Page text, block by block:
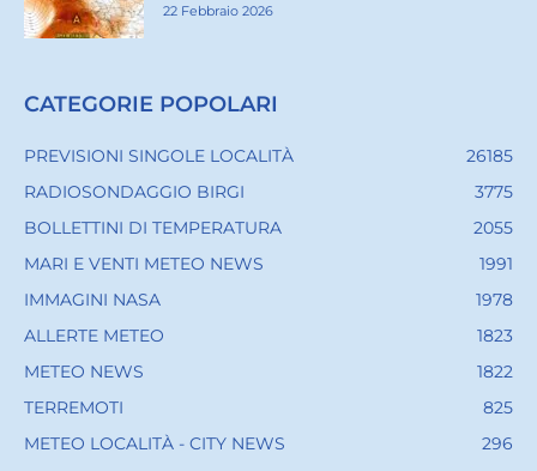
22 Febbraio 2026
CATEGORIE POPOLARI
PREVISIONI SINGOLE LOCALITÀ
26185
RADIOSONDAGGIO BIRGI
3775
BOLLETTINI DI TEMPERATURA
2055
MARI E VENTI METEO NEWS
1991
IMMAGINI NASA
1978
ALLERTE METEO
1823
METEO NEWS
1822
TERREMOTI
825
METEO LOCALITÀ - CITY NEWS
296